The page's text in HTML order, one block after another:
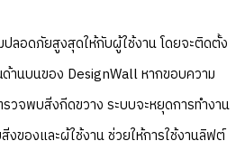
ลอดภัยสูงสุดให้กับผู้ใช้งาน โดยจะติดตั้ง
นบนของ DesignWall หากขอบความ
จพบสิ่งกีดขวาง ระบบจะหยุดการทำงาน
ของและผู้ใช้งาน ช่วยให้การใช้งานลิฟต์